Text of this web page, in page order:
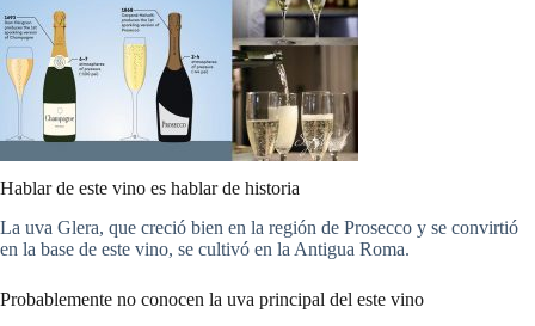
Hablar de este vino es hablar de historia
La uva Glera, que creció bien en la región de Prosecco y se convirtió
en la base de este vino, se cultivó en la Antigua Roma.
Probablemente no conocen la uva principal del este vino